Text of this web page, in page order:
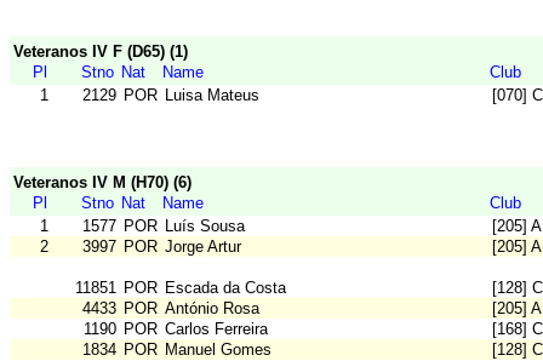
Veteranos IV F (D65) (1)
Pl
Stno Nat Name
Club
1
2129 POR Luisa Mateus [070]
Veteranos IV M (H70) (6)
Pl
Stno Nat Name
Club
1
1577 POR Luís Sousa
[205]
2
3997 POR Jorge Artur [205]
11851 POR Escada da Costa
[128]
4433 POR António Rosa
[205]
1190 POR Carlos Ferreira
[168]
1834 POR Manuel Gomes [128]